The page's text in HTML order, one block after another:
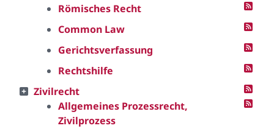
Römisches Recht
Common Law
Gerichtsverfassung
Rechtshilfe
Zivilrecht
Allgemeines Prozessrecht,
Zivilprozess